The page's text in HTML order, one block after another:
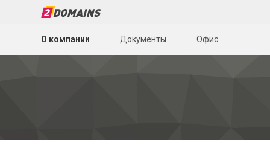
О компании Документы Офис